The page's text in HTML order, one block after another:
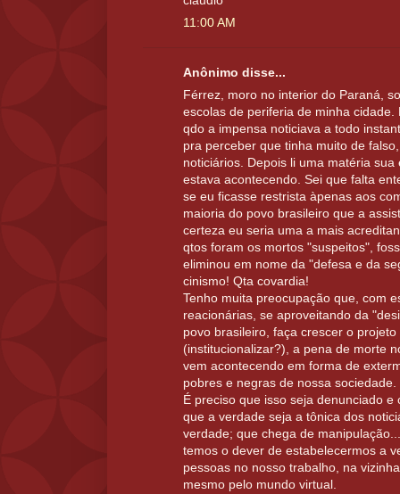
11:00 AM
Anônimo disse...
Férrez, moro no interior do Paraná,
escolas de periferia de minha
qdo a impensa noticiava a todo
pra perceber que tinha muito de
noticiários. Depois li uma matéria
estava acontecendo. Sei que falta
se eu ficasse restrista àpenas aos
maioria do povo brasileiro que a
certeza eu seria uma a mais
qtos foram os mortos "suspeitos",
eliminou em nome da "defesa e da
cinismo! Qta covardia!
Tenho muita preocupação que, com
reacionárias, se aproveitando da
povo brasileiro, faça crescer o
(institucionalizar?), a pena de morte
vem acontecendo em forma de
pobres e negras de nossa sociedade.
É preciso que isso seja denunciado
que a verdade seja a tônica dos
verdade; que chega de
temos o dever de estabelecermos a
pessoas no nosso trabalho, na
mesmo pelo mundo virtual.